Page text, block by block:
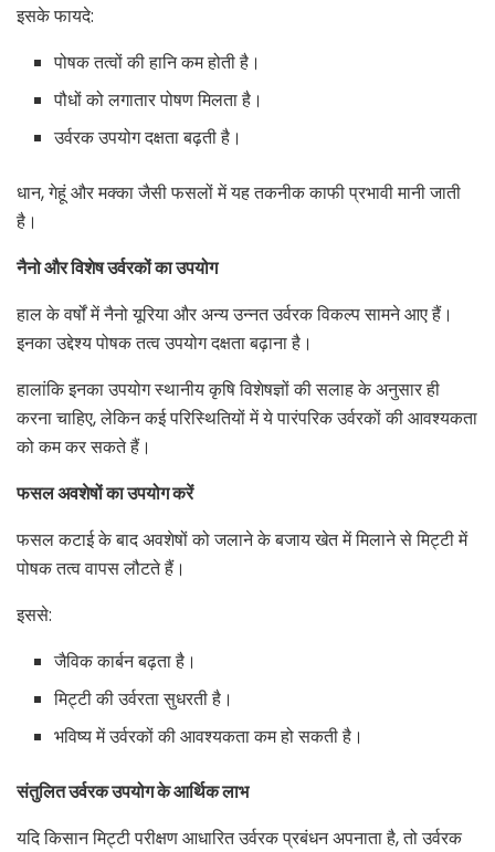
इसके फायदे:
पोषक तत्वों की हानि कम होती है।
पौधों को लगातार पोषण मिलता है।
उर्वरक उपयोग दक्षता बढ़ती है।
धान, गेहूं और मक्का जैसी फसलों में यह तकनीक काफी प्रभावी मानी जाती
है।
नैनो और विशेष उर्वरकों का उपयोग
हाल के वर्षों में नैनो यूरिया और अन्य उन्नत उर्वरक विकल्प सामने आए हैं।
इनका उद्देश्य पोषक तत्व उपयोग दक्षता बढ़ाना है।
हालांकि इनका उपयोग स्थानीय कृषि विशेषज्ञों की सलाह के अनुसार ही
करना चाहिए, लेकिन कई परिस्थितियों में ये पारंपरिक उर्वरकों की आवश्यकता
को कम कर सकते हैं।
फसल अवशेषों का उपयोग करें
फसल कटाई के बाद अवशेषों को जलाने के बजाय खेत में मिलाने से मिट्टी में
पोषक तत्व वापस लौटते हैं।
इससे:
जैविक कार्बन बढ़ता है।
मिट्टी की उर्वरता सुधरती है।
भविष्य में उर्वरकों की आवश्यकता कम हो सकती है।
संतुलित उर्वरक उपयोग के आर्थिक लाभ
यदि किसान मिट्टी परीक्षण आधारित उर्वरक प्रबंधन अपनाता है, तो उर्वरक